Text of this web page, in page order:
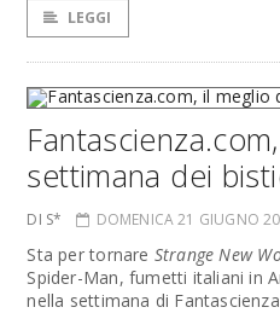
LEGGI
settimana dei
DI S* DOMENICA 21 GIUGNO
Sta per tornare Strange New
Spider-Man, fumetti italiani in
nella settimana di